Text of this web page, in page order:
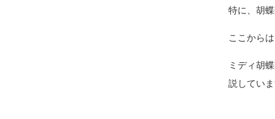
特に、胡
ここから
ミディ胡
説してい